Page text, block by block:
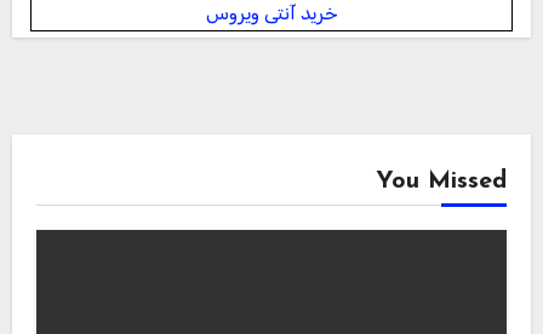
خرید آنتی ویروس
You Missed